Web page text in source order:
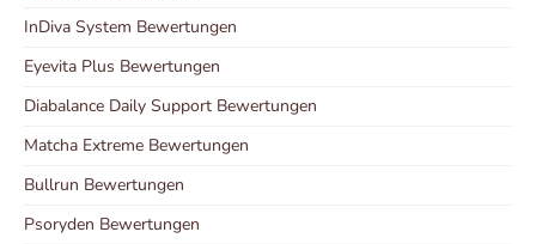
InDiva System Bewertungen
Eyevita Plus Bewertungen
Diabalance Daily Support Bewertungen
Matcha Extreme Bewertungen
Bullrun Bewertungen
Psoryden Bewertungen